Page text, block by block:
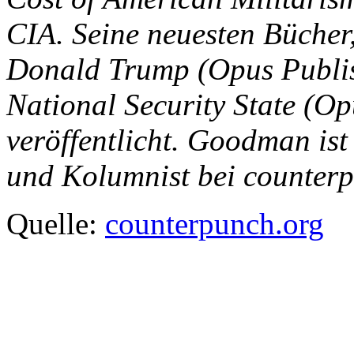
CIA. Seine neuesten
Donald Trump (Opus
National Security State
veröffentlicht. Goodman
und Kolumnist bei
Quelle: counterpunch.org